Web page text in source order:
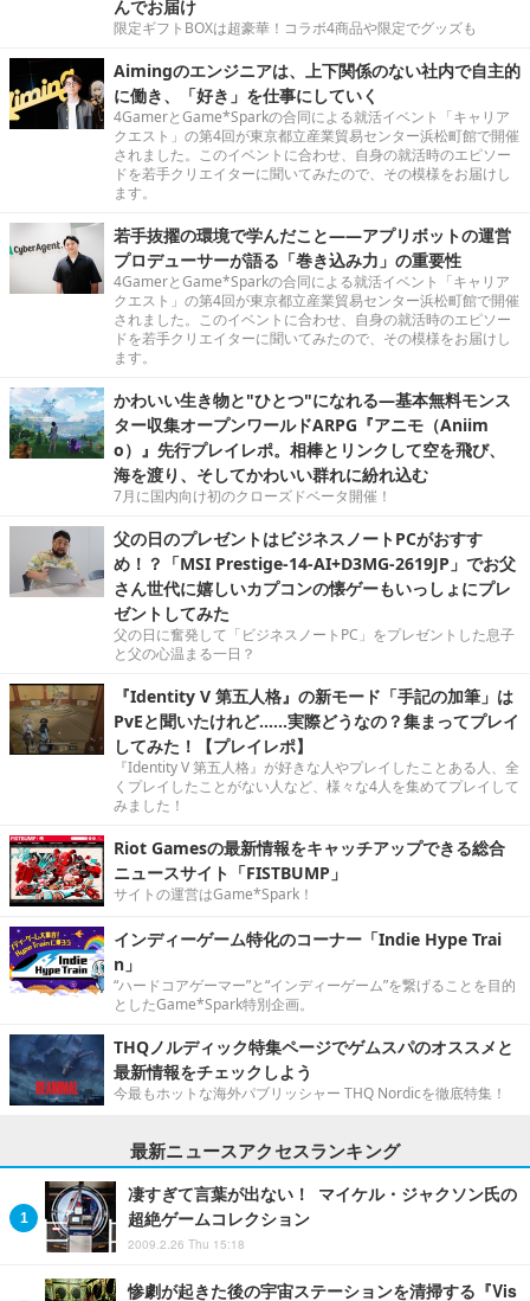
んでお届け
限定ギフトBOXは超豪華！コラボ4商品や限定でグッズも
Aimingのエンジニアは、上下関係のない社内で自主的
に働き、「好き」を仕事にしていく
4GamerとGame*Sparkの合同による就活イベント「キャリア
クエスト」の第4回が東京都立産業貿易センター浜松町館で開催
されました。このイベントに合わせ、自身の就活時のエピソー
ドを若手クリエイターに聞いてみたので、その模様をお届けし
ます。
若手抜擢の環境で学んだこと――アプリボットの運営
プロデューサーが語る「巻き込み力」の重要性
4GamerとGame*Sparkの合同による就活イベント「キャリア
クエスト」の第4回が東京都立産業貿易センター浜松町館で開催
されました。このイベントに合わせ、自身の就活時のエピソー
ドを若手クリエイターに聞いてみたので、その模様をお届けし
ます。
かわいい生き物と"ひとつ"になれる―基本無料モンス
ター収集オープンワールドARPG『アニモ（Aniim
o）』先行プレイレポ。相棒とリンクして空を飛び、
海を渡り、そしてかわいい群れに紛れ込む
7月に国内向け初のクローズドベータ開催！
父の日のプレゼントはビジネスノートPCがおすす
め！？「MSI Prestige-14-AI+D3MG-2619JP」でお父
さん世代に嬉しいカプコンの懐ゲーもいっしょにプレ
ゼントしてみた
父の日に奮発して「ビジネスノートPC」をプレゼントした息子
と父の心温まる一日？
『Identity V 第五人格』の新モード「手記の加筆」は
PvEと聞いたけれど……実際どうなの？集まってプレイ
してみた！【プレイレポ】
『Identity V 第五人格』が好きな人やプレイしたことある人、全
くプレイしたことがない人など、様々な4人を集めてプレイして
みました！
Riot Gamesの最新情報をキャッチアップできる総合
ニュースサイト「FISTBUMP」
サイトの運営はGame*Spark！
インディーゲーム特化のコーナー「Indie Hype Trai
n」
“ハードコアゲーマー”と“インディーゲーム”を繋げることを目的
としたGame*Spark特別企画。
THQノルディック特集ページでゲムスパのオススメと
最新情報をチェックしよう
今最もホットな海外パブリッシャー THQ Nordicを徹底特集！
最新ニュースアクセスランキング
凄すぎて言葉が出ない！ マイケル・ジャクソン氏の
超絶ゲームコレクション
2009.2.26 Thu 15:18
惨劇が起きた後の宇宙ステーションを清掃する『Vis